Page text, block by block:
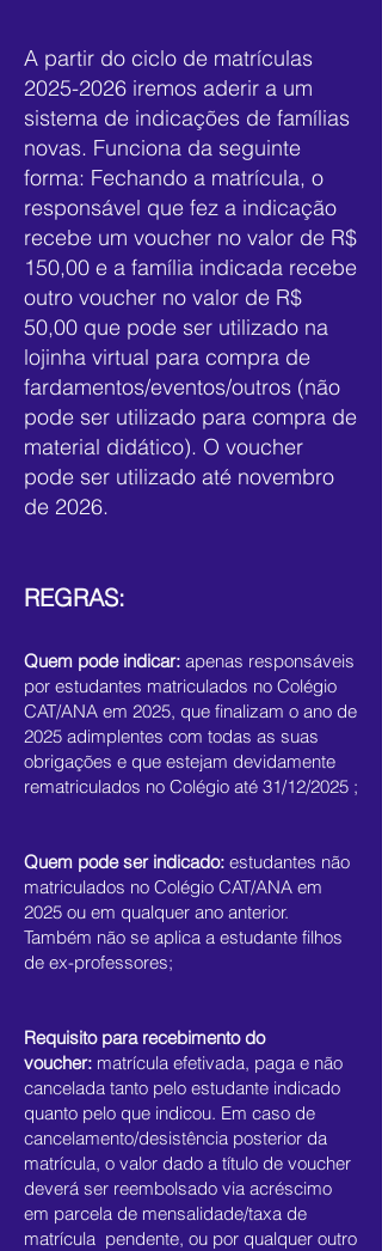
A partir do ciclo de matrículas
2025-2026 iremos aderir a um
sistema de indicações de famílias
novas. Funciona da seguinte
forma: Fechando a matrícula, o
responsável que fez a indicação
recebe um voucher no valor de R$
150,00 e a família indicada recebe
outro voucher no valor de R$
50,00 que pode ser utilizado na
lojinha virtual para compra de
fardamentos/eventos/outros (não
pode ser utilizado para compra de
material didático). O voucher
pode ser utilizado até novembro
de 2026.
REGRAS:
Quem pode indicar: apenas responsáveis
por estudantes matriculados no Colégio
CAT/ANA em 2025, que finalizam o ano de
2025 adimplentes com todas as suas
obrigações e que estejam devidamente
rematriculados no Colégio até 31/12/2025 ;
Quem pode ser indicado: estudantes não
matriculados no Colégio CAT/ANA em
2025 ou em qualquer ano anterior.
Também não se aplica a estudante filhos
de ex-professores;
Requisito para recebimento do
voucher: matrícula efetivada, paga e não
cancelada tanto pelo estudante indicado
quanto pelo que indicou. Em caso de
cancelamento/desistência posterior da
matrícula, o valor dado a título de voucher
deverá ser reembolsado via acréscimo
em parcela de mensalidade/taxa de
matrícula pendente, ou por qualquer outro